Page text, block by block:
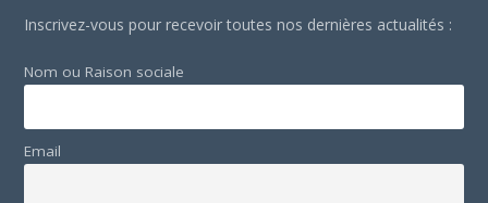
Inscrivez-vous pour recevoir toutes nos dernières actualités :
Nom ou Raison sociale
Email